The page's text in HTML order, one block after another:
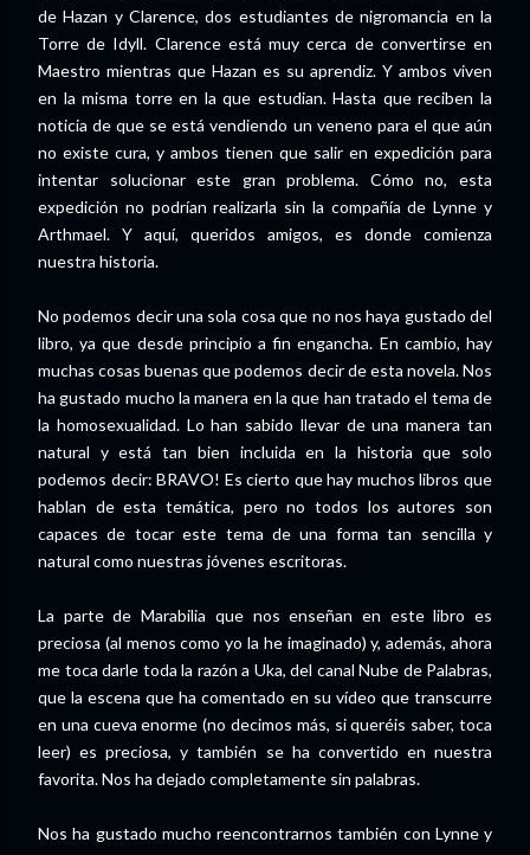
de Hazan y Clarence, dos estudiantes de nigromancia en la
Torre de Idyll. Clarence está muy cerca de convertirse en
Maestro mientras que Hazan es su aprendiz. Y ambos viven
en la misma torre en la que estudian. Hasta que reciben la
noticia de que se está vendiendo un veneno para el que aún
no existe cura, y ambos tienen que salir en expedición para
intentar solucionar este gran problema. Cómo no, esta
expedición no podrían realizarla sin la compañía de Lynne y
Arthmael. Y aquí, queridos amigos, es donde comienza
nuestra historia.
No podemos decir una sola cosa que no nos haya gustado del
libro, ya que desde principio a fin engancha. En cambio, hay
muchas cosas buenas que podemos decir de esta novela. Nos
ha gustado mucho la manera en la que han tratado el tema de
la homosexualidad. Lo han sabido llevar de una manera tan
natural y está tan bien incluida en la historia que solo
podemos decir: BRAVO! Es cierto que hay muchos libros que
hablan de esta temática, pero no todos los autores son
capaces de tocar este tema de una forma tan sencilla y
natural como nuestras jóvenes escritoras.
La parte de Marabilia que nos enseñan en este libro es
preciosa (al menos como yo la he imaginado) y, además, ahora
me toca darle toda la razón a Uka, del canal Nube de Palabras,
que la escena que ha comentado en su vídeo que transcurre
en una cueva enorme (no decimos más, si queréis saber, toca
leer) es preciosa, y también se ha convertido en nuestra
favorita. Nos ha dejado completamente sin palabras.
Nos ha gustado mucho reencontrarnos también con Lynne y